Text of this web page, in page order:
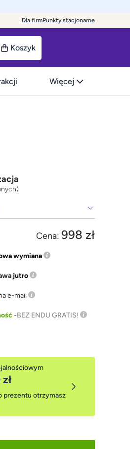
Dla firmPunkty stacjonarne
Koszyk
Więcej
Cena: 998 zł
wymiana
jutro
e-mail
-BEZ ENDU GRATIS!
prezentu otrzymasz